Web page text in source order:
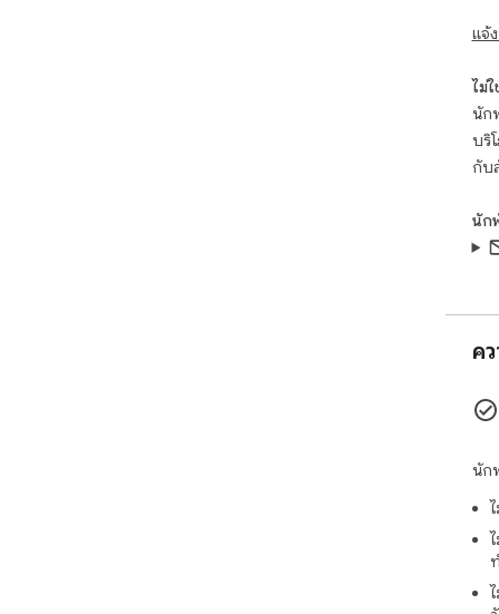
- แ
- มี
คว
เฉ
แป
หรื
แจ้
นัก
ไม่ใ
นัก
บริ
กับ
ค
นัก